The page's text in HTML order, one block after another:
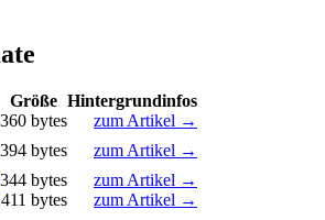
Größe Hintergrundinfos
360 bytes
zum Artikel →
394 bytes
zum Artikel →
344 bytes
zum Artikel →
411 bytes
zum Artikel →